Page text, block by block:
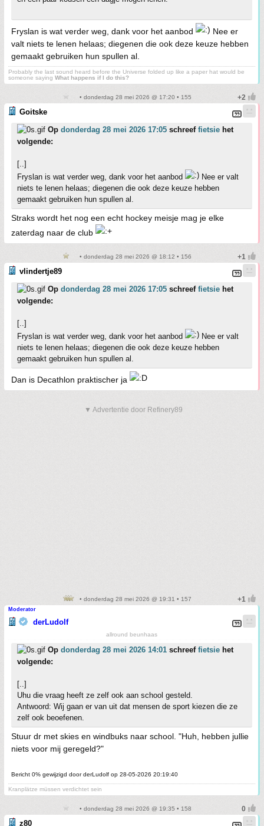
Fryslan is wat verder weg, dank voor het aanbod
Nee er
valt niets te lenen helaas; diegenen die ook deze keuze hebben
gemaakt gebruiken hun spullen al.
Probably the last sound heard before the Universe folded up like a paper hat would be
someone saying What happens if I do this?
• donderdag 28 mei 2026 @ 17:20 • 155
Goitske
Op donderdag 28 mei 2026 17:05 schreef fietsie het
volgende:
[..]
Fryslan is wat verder weg, dank voor het aanbod
Nee er valt
niets te lenen helaas; diegenen die ook deze keuze hebben
gemaakt gebruiken hun spullen al.
Straks wordt het nog een echt hockey meisje mag je elke
zaterdag naar de club
• donderdag 28 mei 2026 @ 18:12 • 156
vlindertje89
Op donderdag 28 mei 2026 17:05 schreef fietsie het
volgende:
[..]
Fryslan is wat verder weg, dank voor het aanbod
Nee er valt
niets te lenen helaas; diegenen die ook deze keuze hebben
gemaakt gebruiken hun spullen al.
Dan is Decathlon praktischer ja
▼ Advertentie door Refinery89
• donderdag 28 mei 2026 @ 19:31 • 157
Moderator
derLudolf
allround beunhaas
Op donderdag 28 mei 2026 14:01 schreef fietsie het
volgende:
[..]
Uhu die vraag heeft ze zelf ook aan school gesteld.
Antwoord: Wij gaan er van uit dat mensen de sport kiezen die ze
zelf ook beoefenen.
Stuur dr met skies en windbuks naar school. "Huh, hebben jullie
niets voor mij geregeld?"
Bericht 0% gewijzigd door derLudolf op 28-05-2026 20:19:40
Kranplätze müssen verdichtet sein
• donderdag 28 mei 2026 @ 19:35 • 158
z80